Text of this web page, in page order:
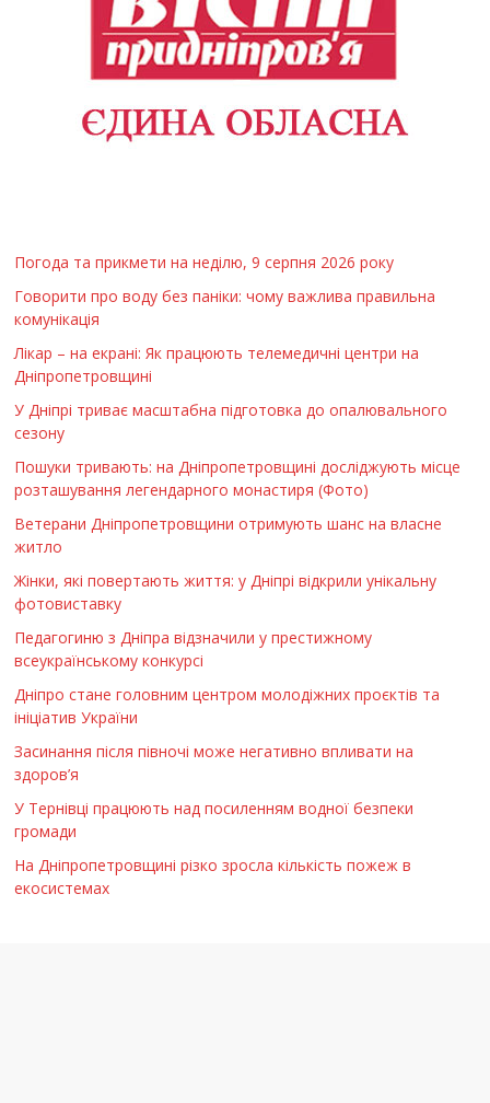
Погода та прикмети на неділю, 9 серпня 2026 року
Говорити про воду без паніки: чому важлива правильна
комунікація
Лікар – на екрані: Як працюють телемедичні центри на
Дніпропетровщині
У Дніпрі триває масштабна підготовка до опалювального
сезону
Пошуки тривають: на Дніпропетровщині досліджують місце
розташування легендарного монастиря (Фото)
Ветерани Дніпропетровщини отримують шанс на власне
житло
Жінки, які повертають життя: у Дніпрі відкрили унікальну
фотовиставку
Педагогиню з Дніпра відзначили у престижному
всеукраїнському конкурсі
Дніпро стане головним центром молодіжних проєктів та
ініціатив України
Засинання після півночі може негативно впливати на
здоров’я
У Тернівці працюють над посиленням водної безпеки
громади
На Дніпропетровщині різко зросла кількість пожеж в
екосистемах